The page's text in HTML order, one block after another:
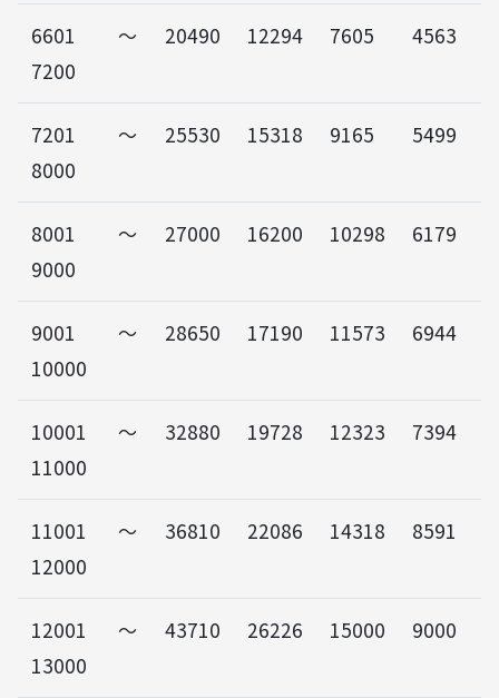
6601～
7200
20490 12294 7605 4563
7201～
8000
25530 15318 9165 5499
8001～
9000
27000 16200 10298 6179
9001～
10000
28650 17190 11573 6944
10001～
11000
32880 19728 12323 7394
11001～
12000
36810 22086 14318 8591
12001～
13000
43710 26226 15000 9000